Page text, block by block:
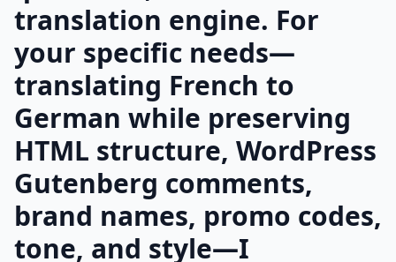
translation engine. For
your specific needs—
translating French to
German while preserving
HTML structure, WordPress
Gutenberg comments,
brand names, promo codes,
tone, and style—I